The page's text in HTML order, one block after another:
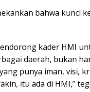
bahwa kunci
kader HMI
daerah, bukan
punya iman, visi,
itu ada di HMI,”